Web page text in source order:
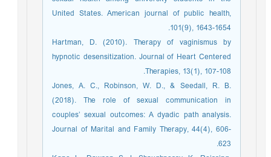
United States. American journal of public health,
101(9), 1643-1654.
Hartman, D. (2010). Therapy of vaginismus by
hypnotic desensitization. Journal of Heart Centered
Therapies, 13(1), 107-108.
Jones, A. C., Robinson, W. D., & Seedall, R. B.
(2018). The role of sexual communication in
couples’ sexual outcomes: A dyadic path analysis.
Journal of Marital and Family Therapy, 44(4), 606-
623.